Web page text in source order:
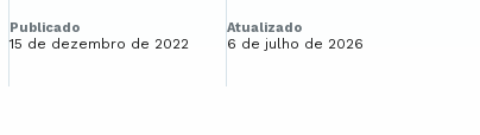
Publicado
15 de dezembro de 2022
Atualizado
6 de julho de 2026